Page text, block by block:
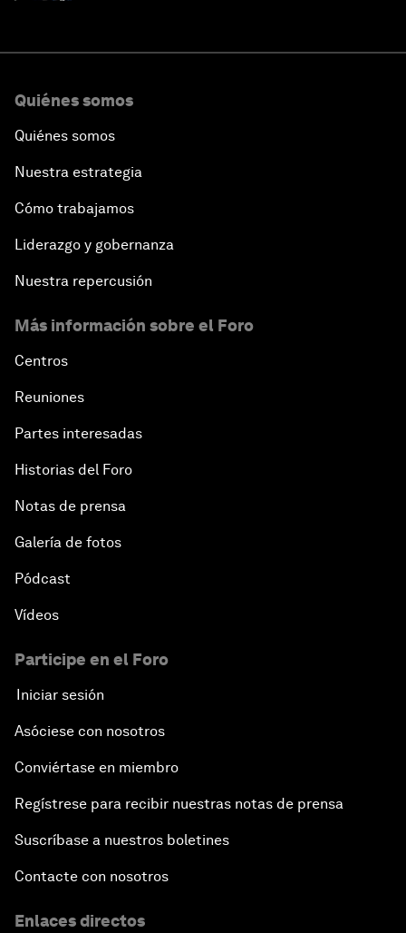
Quiénes somos
Quiénes somos
Nuestra estrategia
Cómo trabajamos
Liderazgo y gobernanza
Nuestra repercusión
Más información sobre el Foro
Centros
Reuniones
Partes interesadas
Historias del Foro
Notas de prensa
Galería de fotos
Pódcast
Vídeos
Participe en el Foro
Iniciar sesión
Asóciese con nosotros
Conviértase en miembro
Regístrese para recibir nuestras notas de prensa
Suscríbase a nuestros boletines
Contacte con nosotros
Enlaces directos